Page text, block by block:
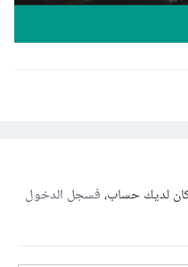
لديك حساب،فسجل الدخول